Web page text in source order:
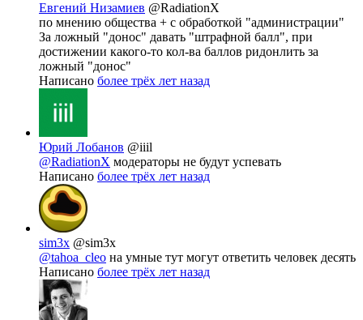
Евгений Низамиев @RadiationX
по мнению общества + с обработкой "администрации"
За ложный "донос" давать "штрафной балл", при
достижении какого-то кол-ва баллов ридонлить за
ложный "донос"
Написано более трёх лет назад
Юрий Лобанов @iiil
@RadiationX модераторы не будут успевать
Написано более трёх лет назад
sim3x @sim3x
@tahoa_cleo на умные тут могут ответить человек десять
Написано более трёх лет назад